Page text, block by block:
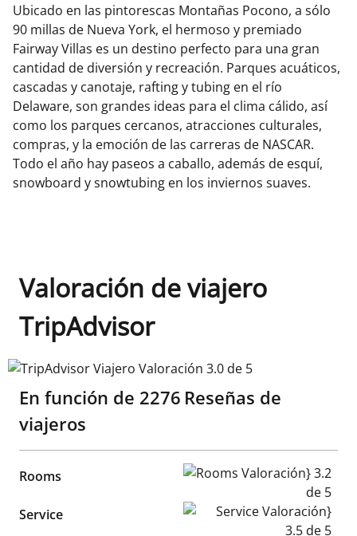
Ubicado en las pintorescas Montañas Pocono, a sólo
90 millas de Nueva York, el hermoso y premiado
Fairway Villas es un destino perfecto para una gran
cantidad de diversión y recreación. Parques acuáticos,
cascadas y canotaje, rafting y tubing en el río
Delaware, son grandes ideas para el clima cálido, así
como los parques cercanos, atracciones culturales,
compras, y la emoción de las carreras de NASCAR.
Todo el año hay paseos a caballo, además de esquí,
snowboard y snowtubing en los inviernos suaves.
Valoración de viajero
TripAdvisor
TripAdvisor Viajero Valoración 3.0 de 5
En función de 2276 Reseñas de
viajeros
Rooms Rooms Valoración} 3.2 de 5
Service Service Valoración} 3.5 de 5